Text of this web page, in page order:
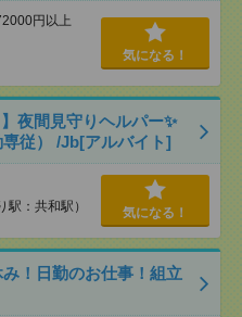
円以上
気になる！
夜間見守りヘルパー✨
従） /Jb[アルバイト]
：共和駅） 気になる！
！日勤のお仕事！組立